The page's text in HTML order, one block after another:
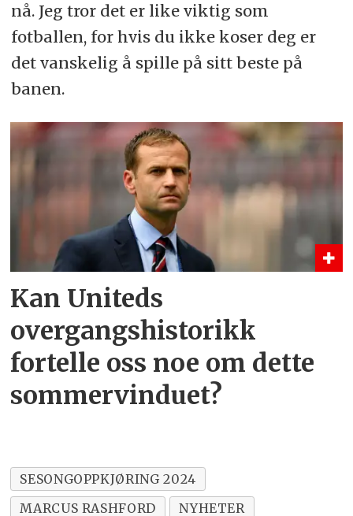
nå. Jeg tror det er like viktig som
fotballen, for hvis du ikke koser deg er
det vanskelig å spille på sitt beste på
banen.
Kan Uniteds
overgangshistorikk
fortelle oss noe om dette
sommervinduet?
SESONGOPPKJØRING 2024
MARCUS RASHFORD
NYHETER